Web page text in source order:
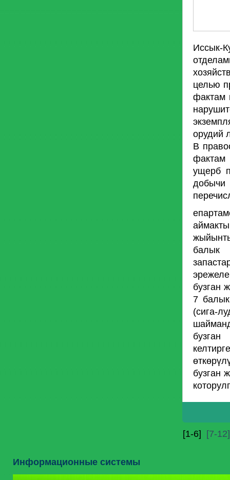
Иссык-
целью
фактам
орудий
В
фактам
ущерб
добычи
балык
бузган
7
(сига-
бузган
[1-6] [7-12]
Информационные системы